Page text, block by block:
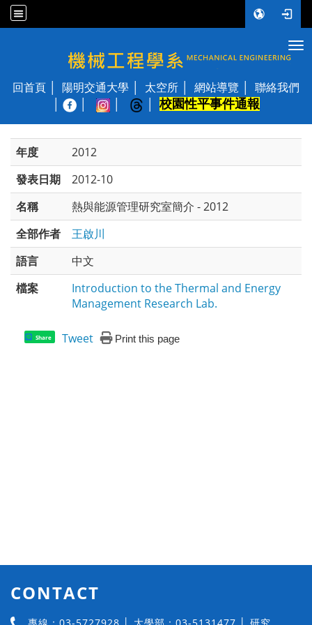
國立陽明交通大學 機械工程學系
回首頁 陽明交通大學 太空所 網站導覽
聯絡我們
校園性平事件通報
年度
2012
發表日期
2012-10
名稱
熱與能源管理研究室簡介 - 2012
全部作者
王啟川
語言
中文
檔案
Introduction to the Thermal and Energy
Management Research Lab.
Share Tweet Print this page
CONTACT